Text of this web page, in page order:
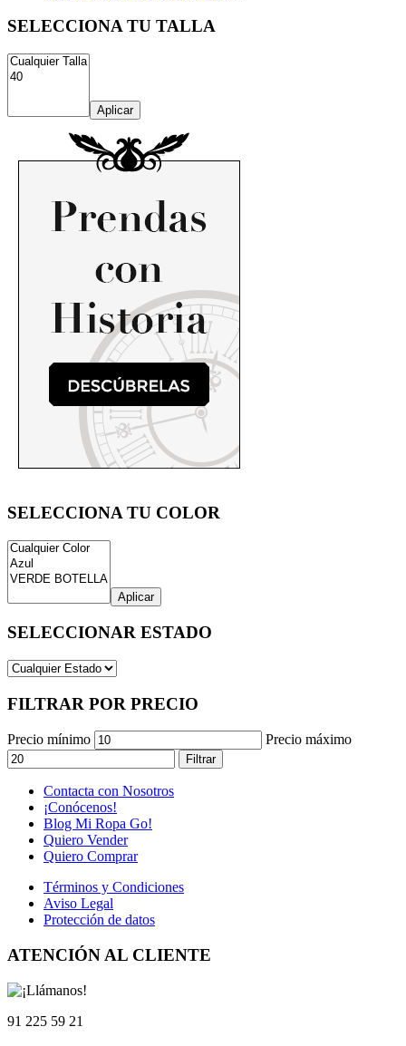
SELECCIONA TU TALLA
Aplicar
SELECCIONA TU COLOR
Aplicar
SELECCIONAR ESTADO
FILTRAR POR PRECIO
Precio mínimo Precio máximo
Filtrar
Contacta con Nosotros
¡Conócenos!
Blog Mi Ropa Go!
Quiero Vender
Quiero Comprar
Términos y Condiciones
Aviso Legal
Protección de datos
ATENCIÓN AL CLIENTE
91 225 59 21